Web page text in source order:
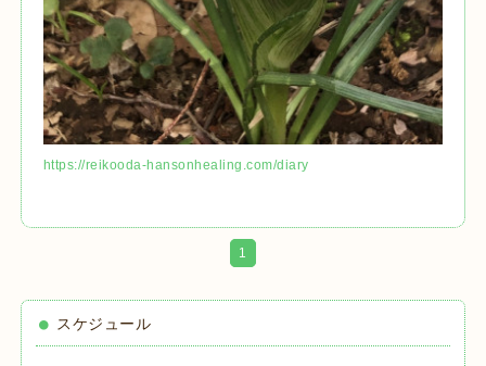
https://reikooda-hansonhealing.com/diary
1
スケジュール